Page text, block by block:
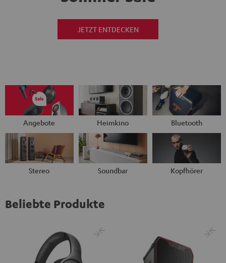
JETZT ENTDECKEN
Angebote Heimkino Bluetooth
Stereo Soundbar Kopfhörer
Beliebte Produkte